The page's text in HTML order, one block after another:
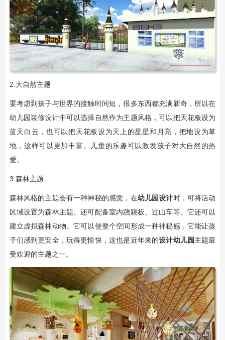
2.大自然主题
要考虑到孩子与世界的接触时间短，很多东西都充满新奇，所以在
幼儿园装修设计中可以选择自然作为主题风格，可以把天花板设为
蓝天白云，也可以把天花板设为天上的星星和月亮，把地设为草
地，这样可以更加丰富。儿童的乐趣可以激发孩子对大自然的热
爱。
3.森林主题
森林风格的主题会有一种神秘的感觉，在幼儿园设计时，可将活动
区域设置为森林主题。还可配备室内跷跷板、过山车等。它还可以
建立虚拟森林动物。它可以使整个空间形成一种神秘感，它能让孩
子们感到更安全，玩得更愉快，这也是近年来的设计幼儿园主题最
受欢迎的主题之一。